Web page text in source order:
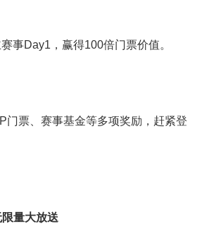
事Day1，赢得100倍门票价值。
门票、赛事基金等多项奖励，赶紧登
量大放送